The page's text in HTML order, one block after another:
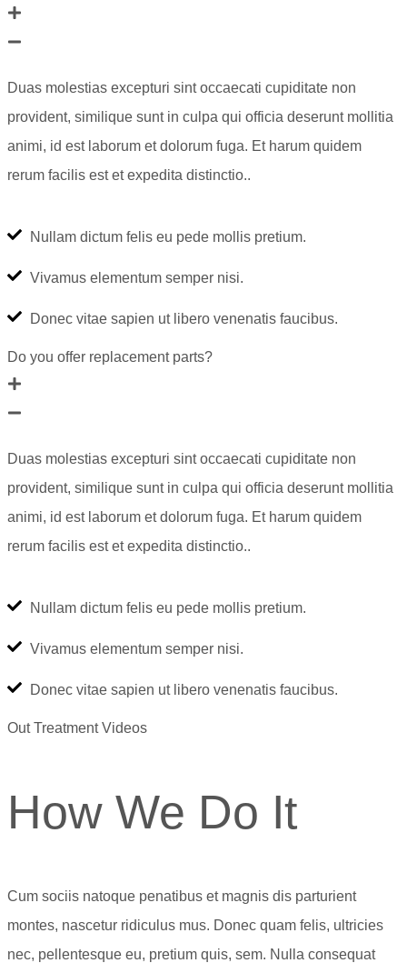
Duas molestias excepturi sint occaecati cupiditate non
provident, similique sunt in culpa qui officia deserunt mollitia
animi, id est laborum et dolorum fuga. Et harum quidem
rerum facilis est et expedita distinctio..
Nullam dictum felis eu pede mollis pretium.
Vivamus elementum semper nisi.
Donec vitae sapien ut libero venenatis faucibus.
Do you offer replacement parts?
Duas molestias excepturi sint occaecati cupiditate non
provident, similique sunt in culpa qui officia deserunt mollitia
animi, id est laborum et dolorum fuga. Et harum quidem
rerum facilis est et expedita distinctio..
Nullam dictum felis eu pede mollis pretium.
Vivamus elementum semper nisi.
Donec vitae sapien ut libero venenatis faucibus.
Out Treatment Videos
How We Do It
Cum sociis natoque penatibus et magnis dis parturient
montes, nascetur ridiculus mus. Donec quam felis, ultricies
nec, pellentesque eu, pretium quis, sem. Nulla consequat